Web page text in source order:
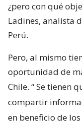
¿pero con qué
Ladines, analista
Perú.
Pero, al mismo
oportunidad de
Chile. “Se tienen
compartir
en beneficio de